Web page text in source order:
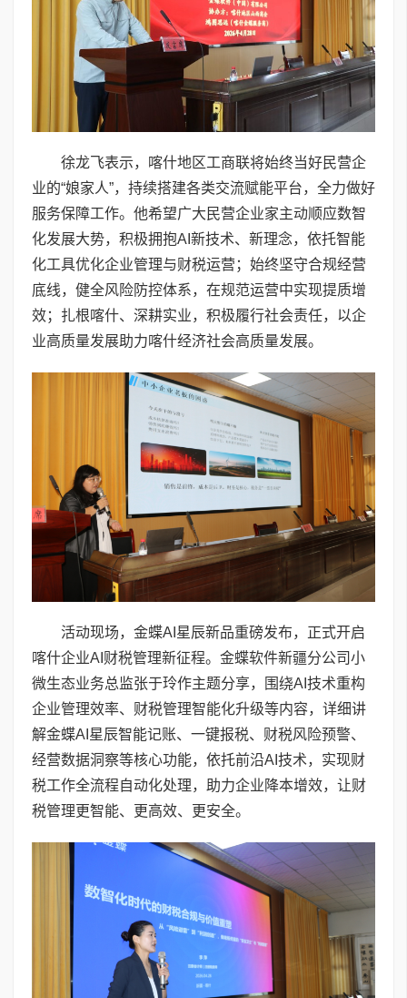
徐龙飞表示，喀什地区工商联将始终当好民营企
业的“娘家人”，持续搭建各类交流赋能平台，全力做好
服务保障工作。他希望广大民营企业家主动顺应数智
化发展大势，积极拥抱AI新技术、新理念，依托智能
化工具优化企业管理与财税运营；始终坚守合规经营
底线，健全风险防控体系，在规范运营中实现提质增
效；扎根喀什、深耕实业，积极履行社会责任，以企
业高质量发展助力喀什经济社会高质量发展。
活动现场，金蝶AI星辰新品重磅发布，正式开启
喀什企业AI财税管理新征程。金蝶软件新疆分公司小
微生态业务总监张于玲作主题分享，围绕AI技术重构
企业管理效率、财税管理智能化升级等内容，详细讲
解金蝶AI星辰智能记账、一键报税、财税风险预警、
经营数据洞察等核心功能，依托前沿AI技术，实现财
税工作全流程自动化处理，助力企业降本增效，让财
税管理更智能、更高效、更安全。